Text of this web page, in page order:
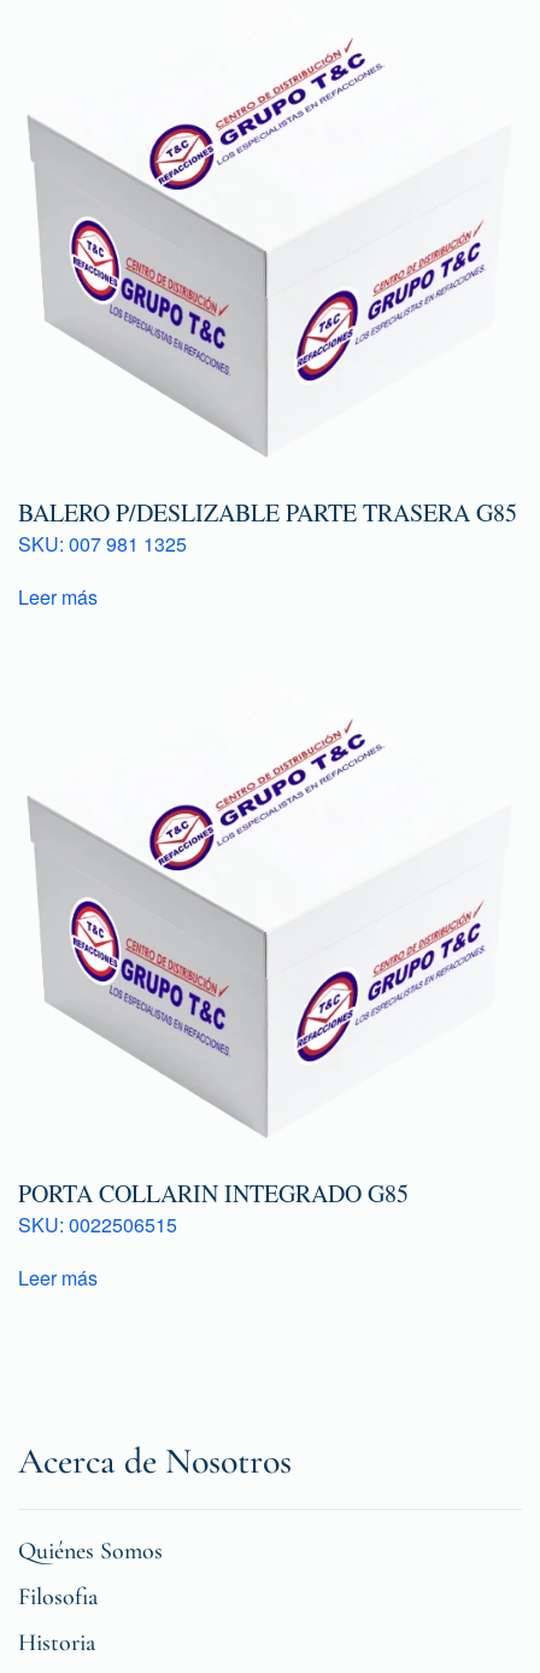
BALERO P/DESLIZABLE PARTE TRASERA G85
SKU: 007 981 1325
Leer más
PORTA COLLARIN INTEGRADO G85
SKU: 0022506515
Leer más
Acerca de Nosotros
Quiénes Somos
Filosofia
Historia